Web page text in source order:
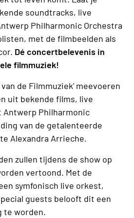
soundtracks, live
Philharmonic Orchestra
met de filmbeelden als
Dé concertbelevenis in
filmmuziek!
de Filmmuziek' meevoeren
uit bekende films, live
Philharmonic
van de getalenteerde
Alexandra Arrieche.
zullen tijdens de show op
vertoond. Met de
symfonisch live orkest,
guests belooft dit een
te worden.